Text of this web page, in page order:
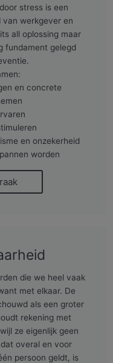
stress is een
van werkgever en
all oplossing maar
fundament gelegd
en concrete
en onzekerheid
worden
die we heel vaak
met elkaar. De
als een groter
rekening met
ze eigenlijk geen
overal en voor
persoon geldt, is